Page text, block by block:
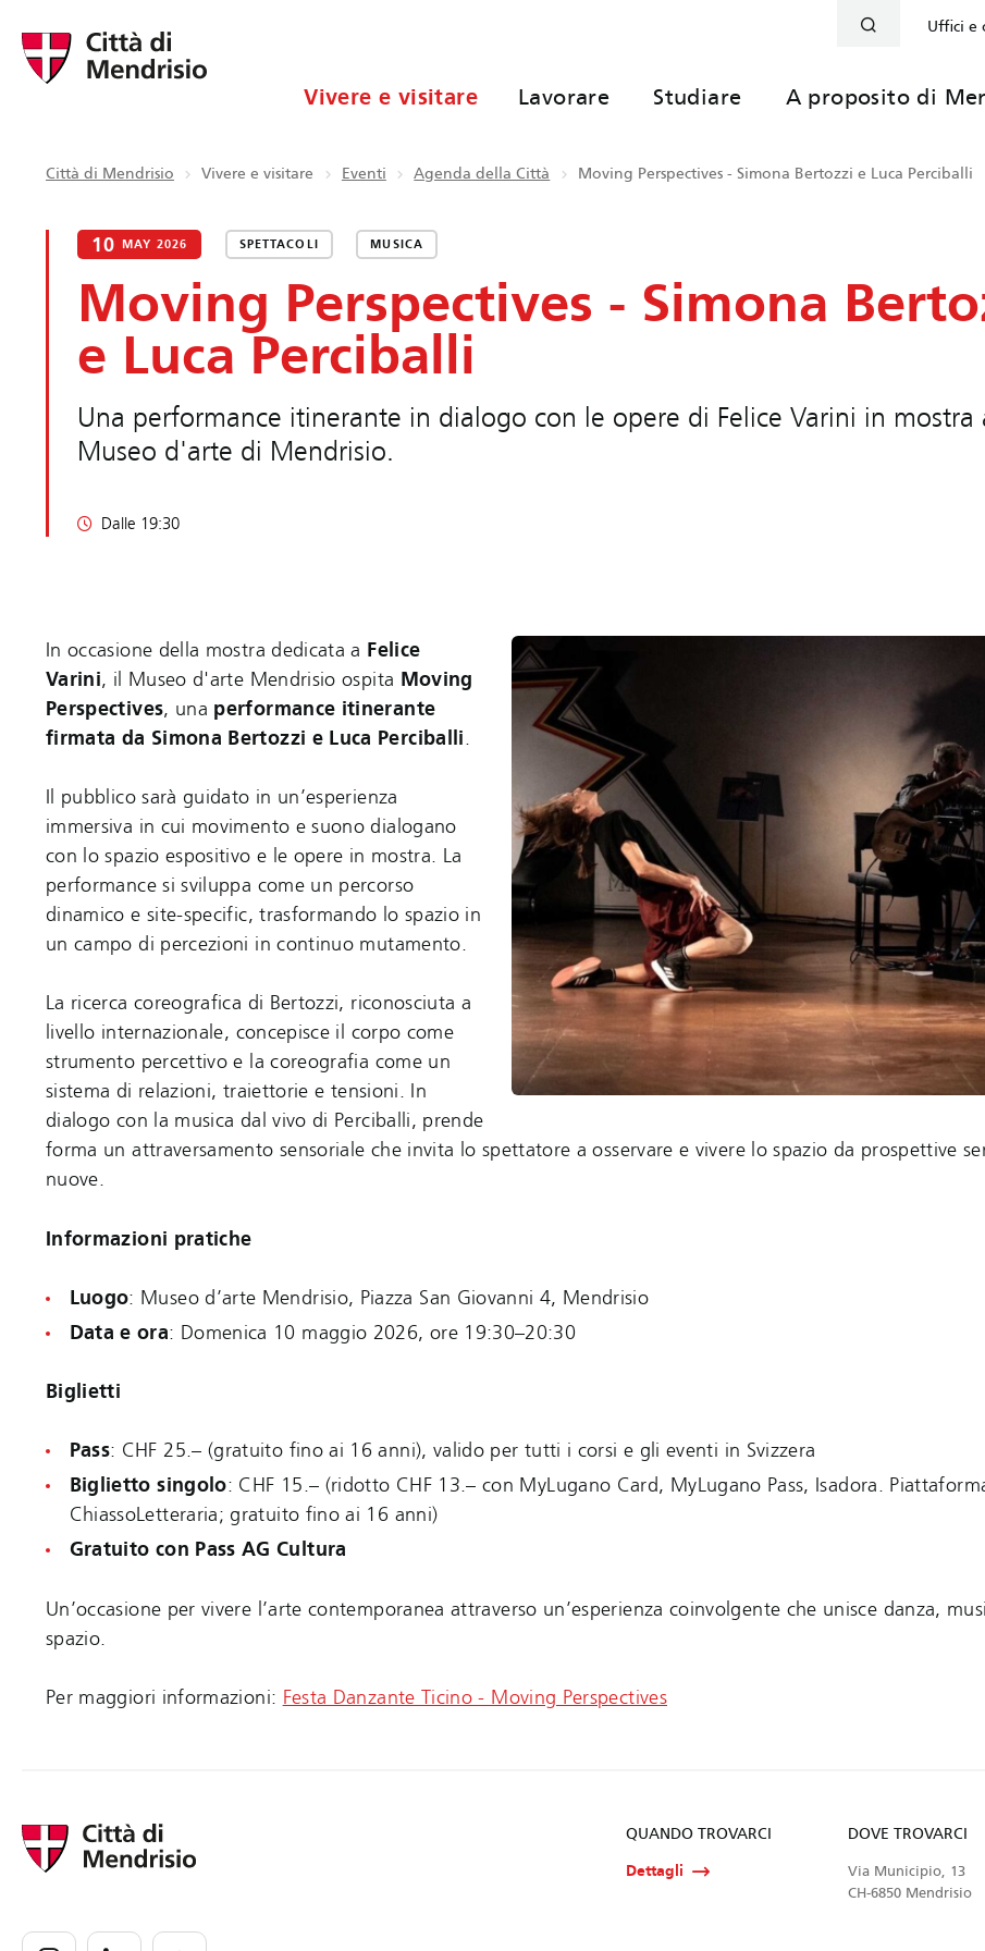
Uffici e
Vivere e visitare Lavorare Studiare A proposito di
Città di Mendrisio Vivere e visitare Eventi Agenda della Città Moving Perspectives - Simona Bertozzi e Luca Perciballi
10 MAY 2026 SPETTACOLI MUSICA
Moving Perspectives - Simona
e Luca Perciballi
Una performance itinerante in dialogo con le opere di Felice Varini in mostra
Museo d'arte di Mendrisio.
Dalle 19:30
In occasione della mostra dedicata a Felice
Varini, il Museo d'arte Mendrisio ospita Moving
Perspectives, una performance itinerante
firmata da Simona Bertozzi e Luca Perciballi.
Il pubblico sarà guidato in un’esperienza
immersiva in cui movimento e suono dialogano
con lo spazio espositivo e le opere in mostra. La
performance si sviluppa come un percorso
dinamico e site-specific, trasformando lo spazio in
un campo di percezioni in continuo mutamento.
La ricerca coreografica di Bertozzi, riconosciuta a
livello internazionale, concepisce il corpo come
strumento percettivo e la coreografia come un
sistema di relazioni, traiettorie e tensioni. In
dialogo con la musica dal vivo di Perciballi, prende
forma un attraversamento sensoriale che invita lo spettatore a osservare e vivere lo spazio da prospettive
nuove.
Informazioni pratiche
Luogo: Museo d’arte Mendrisio, Piazza San Giovanni 4, Mendrisio
Data e ora: Domenica 10 maggio 2026, ore 19:30–20:30
Biglietti
Pass: CHF 25.– (gratuito fino ai 16 anni), valido per tutti i corsi e gli eventi in Svizzera
Biglietto singolo: CHF 15.– (ridotto CHF 13.– con MyLugano Card, MyLugano Pass, Isadora.
ChiassoLetteraria; gratuito fino ai 16 anni)
Gratuito con Pass AG Cultura
Un’occasione per vivere l’arte contemporanea attraverso un’esperienza coinvolgente che unisce danza,
spazio.
Per maggiori informazioni: Festa Danzante Ticino - Moving Perspectives
QUANDO TROVARCI
Dettagli
DOVE TROVARCI
Via Municipio, 13
CH-6850 Mendrisio